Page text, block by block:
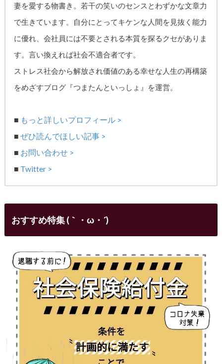
妻を愛する物書き。 若干の笑いのセンスとわずかな文章力
で生きています。自分にとってキケンな人間を見抜く能力
に優れ、会社員には不要とされる本質を探るクセがありま
す。言い換えれば社会不適合者です。
ストレス社会から解放され価値のある幸せな人生の再構築
をめざすブログ『つまたんといっしょ』を運営。
■ もっと詳しいプロフィール >
■ぜひ読んでほしい記事 >
■ お問い合わせ >
■ Twitter >
おすすめ特集 (｀・ω・´)ゞ